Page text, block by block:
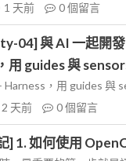
1 天前 0個留言
04] 與 AI 一起開
用 guides 與
，用 guides 與
2 天前 0個留言
] 1. 如何使用